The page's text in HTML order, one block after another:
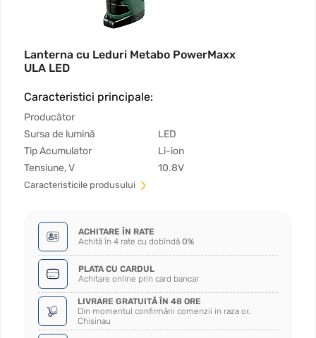
Lanterna cu Leduri Metabo PowerMaxx
ULA LED
Caracteristici principale:
Producător
Sursa de lumină
LED
Tip Acumulator
Li-ion
Tensiune, V
10.8V
Сaracteristicile produsului
ACHITARE ÎN RATE
Achită în 4 rate cu dobîndă 0%
PLATA CU CARDUL
Achitare online prin card bancar
LIVRARE GRATUITĂ ÎN 48 ORE
Din momentul confirmării comenzii in raza or.
Chisinau